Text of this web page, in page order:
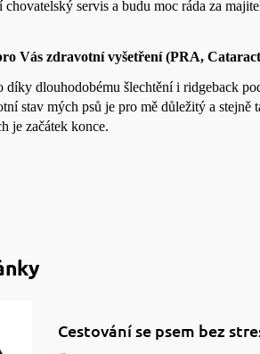
servis a budu moc ráda za
Vás zdravotní vyšetření (PRA,
díky dlouhodobému šlechtění i ridgeback
stav mých psů je pro mě důležitý a
je začátek konce.
Cestování se psem bez